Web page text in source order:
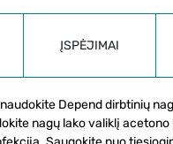
ĮSPĖJIMAI
Depend dirbtinių
nagų lako valiklį